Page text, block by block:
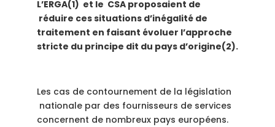
L’ERGA(1) et le CSA proposaient de
réduire ces situations d’inégalité de
traitement en faisant évoluer l’approche
stricte du principe dit du pays d’origine(2).
Les cas de contournement de la législation
nationale par des fournisseurs de services
concernent de nombreux pays européens.